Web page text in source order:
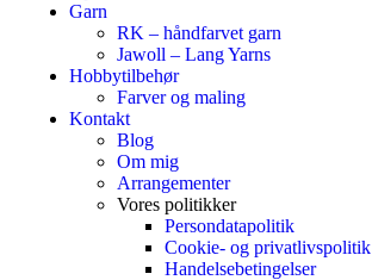
Garn
RK – håndfarvet garn
Jawoll – Lang Yarns
Hobbytilbehør
Farver og maling
Kontakt
Blog
Om mig
Arrangementer
Vores politikker
Persondatapolitik
Cookie- og privatlivspolitik
Handelsebetingelser